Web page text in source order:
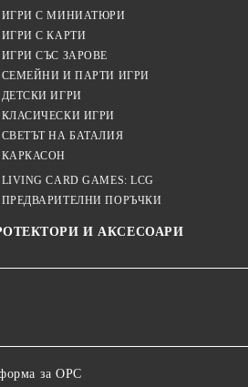
ИГРИ С МИНИАТЮРИ
ИГРИ С КАРТИ
ИГРИ СЪС ЗАРОВЕ
СЕМЕЙНИ И ПАРТИ ИГРИ
ДЕТСКИ ИГРИ
КЛАСИЧЕСКИ ИГРИ
СВЕТЪТ НА БАТАЛИЯ
КАРКАСОН
LIVING CARD GAMES: LCG
ПРЕДВАРИТЕЛНИ ПОРЪЧКИ
И АКСЕСОАРИ
за ОРС